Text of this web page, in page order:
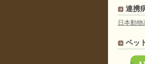
連携
日本動
ペッ